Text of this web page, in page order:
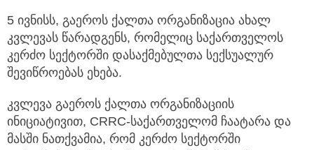
5 ივნისს, გაეროს ქალთა ორგანიზაცია ახალ
კვლევას წარადგენს, რომელიც საქართველოს
კერძო სექტორში დასაქმებულთა სექსუალურ
შევიწროებას ეხება.
კვლევა გაეროს ქალთა ორგანიზაციის
ინიციატივით, CRRC-საქართველომ ჩაატარა და
მასში ნათქვამია, რომ კერძო სექტორში